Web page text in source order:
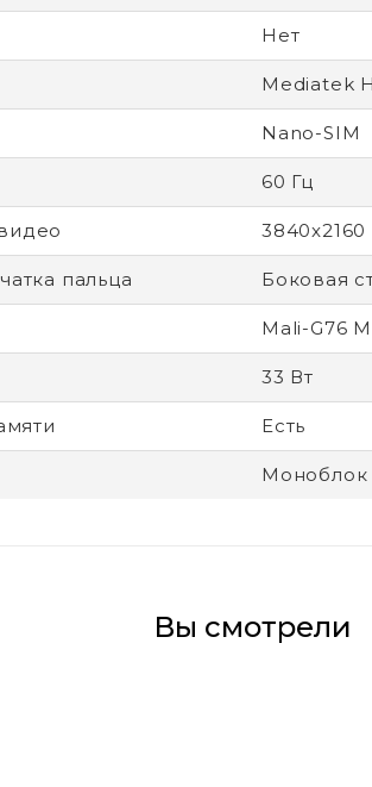
Нет
Mediatek
Nano-SIM
60 Гц
3840x2160
пальца Боковая
Mali-G76
33 Вт
Есть
Моноблок
Вы смотрели